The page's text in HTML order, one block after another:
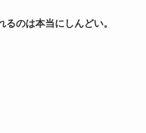
のは本当にしんどい。